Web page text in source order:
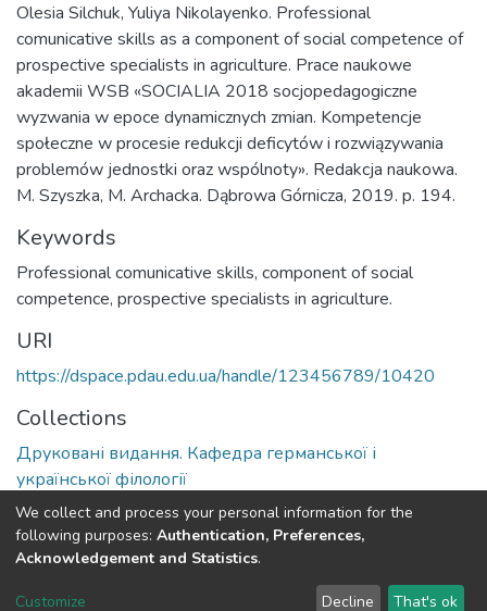
Olesia Silchuk, Yuliya Nikolayenko. Professional
comunicative skills as a component of social competence of
prospective specialists in agriculture. Prace naukowe
akademii WSB «SOCIALIA 2018 socjopedagogiczne
wyzwania w epoce dynamicznych zmian. Kompetencje
społeczne w procesie redukcji deficytów i rozwiązywania
problemów jednostki oraz wspólnoty». Redakcja naukowa.
M. Szyszka, M. Archacka. Dąbrowa Górnicza, 2019. p. 194.
Keywords
Professional comunicative skills, component of social
competence, prospective specialists in agriculture.
URI
https://dspace.pdau.edu.ua/handle/123456789/10420
Collections
Друковані видання. Кафедра германської і
української філології
Full item page
DSpace software copyright © 2002-2026 LYRASIS
We collect and process your personal information for the
following purposes: Authentication, Preferences,
Acknowledgement and Statistics.
Customize Decline That's ok